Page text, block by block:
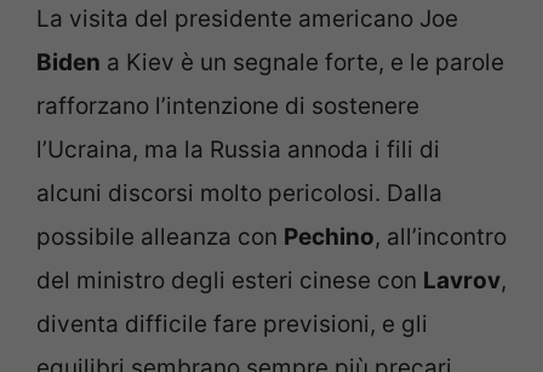
La visita del presidente americano Joe
Biden a Kiev è un segnale forte, e le parole
rafforzano l’intenzione di sostenere
l’Ucraina, ma la Russia annoda i fili di
alcuni discorsi molto pericolosi. Dalla
possibile alleanza con Pechino, all’incontro
del ministro degli esteri cinese con Lavrov,
diventa difficile fare previsioni, e gli